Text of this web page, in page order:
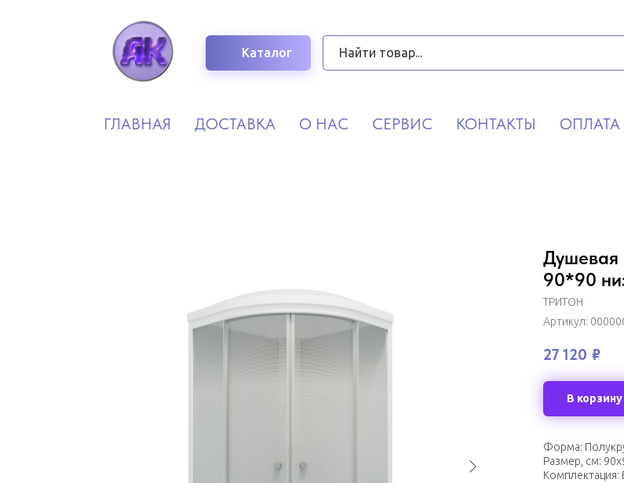
Каталог
ГЛАВНАЯ ДОСТАВКА О НАС СЕРВИС КОНТАКТЫ ОПЛАТА
Душевая
90*90
ТРИТОН
Артикул:
27 120 ₽
В корзину
Форма:
Размер, см: